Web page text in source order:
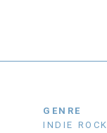
GENRE
INDIE ROCK